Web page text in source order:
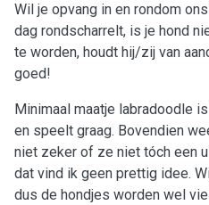
Wil je opvang in en rondom
dag rondscharrelt, is je hond
te worden, houdt hij/zij van
goed!
Minimaal maatje labradoodle
en speelt graag. Bovendien
niet zeker of ze niet tóch een
dat vind ik geen prettig idee.
dus de hondjes worden wel